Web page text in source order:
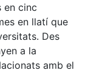
en cinc
en llatí que
Des
a la
amb el